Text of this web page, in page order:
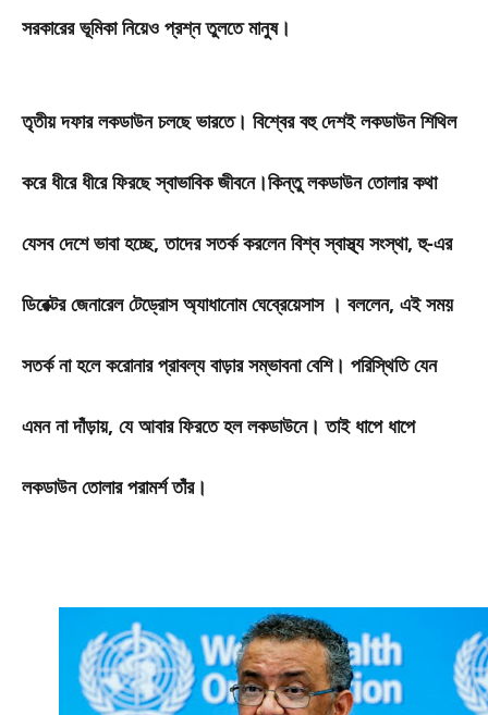
সরকারের ভূমিকা নিয়েও প্রশ্ন তুলতে মানুষ।
তৃতীয় দফার লকডাউন চলছে ভারতে। বিশ্বের বহু দেশই লকডাউন শিথিল
করে ধীরে ধীরে ফিরছে স্বাভাবিক জীবনে।কিন্তু লকডাউন তোলার কথা
যেসব দেশে ভাবা হচ্ছে, তাদের সতর্ক করলেন বিশ্ব স্বাস্থ্য সংস্থা, হু-এর
ডিরেক্টর জেনারেল টেড্রোস অ্যাধানোম ঘেব্রেয়েসাস । বললেন, এই সময়
সতর্ক না হলে করোনার প্রাবল্য বাড়ার সম্ভাবনা বেশি। পরিস্থিতি যেন
এমন না দাঁড়ায়, যে আবার ফিরতে হল লকডাউনে। তাই ধাপে ধাপে
লকডাউন তোলার পরামর্শ তাঁর।